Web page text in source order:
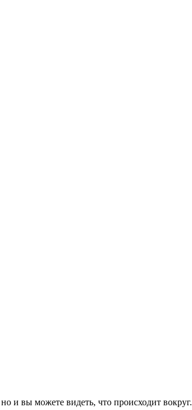
и вы можете видеть, что происходит вокруг.